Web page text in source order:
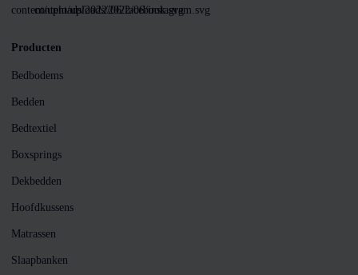
Producten
Bedbodems
Bedden
Bedtextiel
Boxsprings
Dekbedden
Hoofdkussens
Matrassen
Slaapbanken